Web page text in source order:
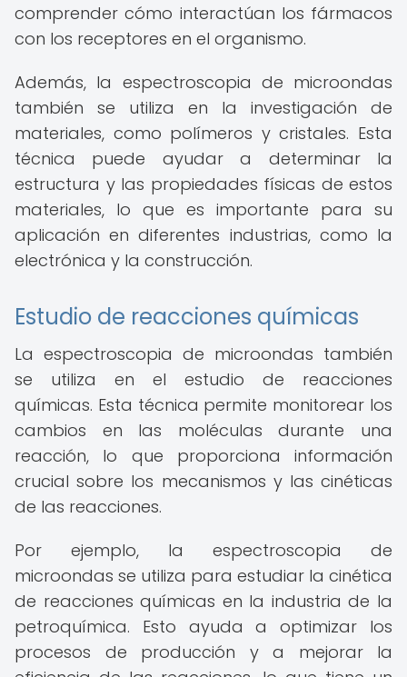
comprender cómo interactúan los fármacos
con los receptores en el organismo.
Además, la espectroscopia de microondas
también se utiliza en la investigación de
materiales, como polímeros y cristales. Esta
técnica puede ayudar a determinar la
estructura y las propiedades físicas de estos
materiales, lo que es importante para su
aplicación en diferentes industrias, como la
electrónica y la construcción.
Estudio de reacciones químicas
La espectroscopia de microondas también
se utiliza en el estudio de reacciones
químicas. Esta técnica permite monitorear los
cambios en las moléculas durante una
reacción, lo que proporciona información
crucial sobre los mecanismos y las cinéticas
de las reacciones.
Por ejemplo, la espectroscopia de
microondas se utiliza para estudiar la cinética
de reacciones químicas en la industria de la
petroquímica. Esto ayuda a optimizar los
procesos de producción y a mejorar la